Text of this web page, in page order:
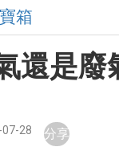
箱
還是
07-28 分享